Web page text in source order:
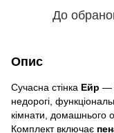
До
Опис
Сучасна стінка Ейр —
недорогі,
кімнати, домашнього
Комплект включає